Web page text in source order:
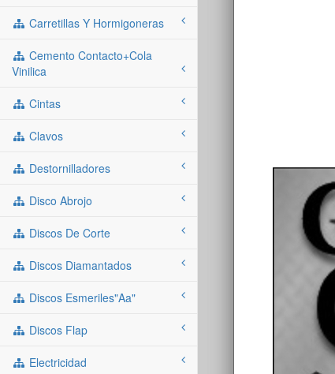
Carretillas Y Hormigoneras
Cemento Contacto+cola
Vinilica
Cintas
Clavos
Destornilladores
Disco Abrojo
Discos De Corte
Discos Diamantados
Discos Esmeriles"aa"
Discos Flap
Electricidad